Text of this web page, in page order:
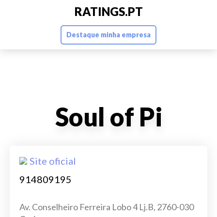
RATINGS.PT
Destaque minha empresa
Soul of Pi
Site oficial
914809195
Av. Conselheiro Ferreira Lobo 4 Lj.B, 2760-030